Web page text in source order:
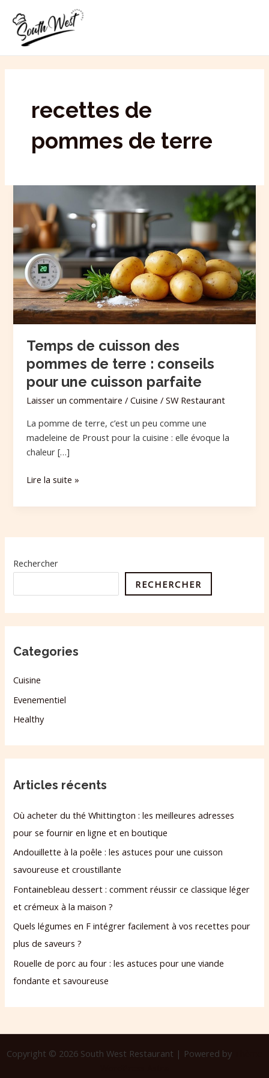
contenu
recettes de
pommes de terre
Temps de cuisson des
pommes de terre : conseils
pour une cuisson parfaite
Laisser un commentaire /Cuisine /SW Restaurant
La pomme de terre, c’est un peu comme une
madeleine de Proust pour la cuisine : elle évoque la
chaleur […]
de
cuisson
des
pommes
de
terre
:
conseils
pour
cuisson
parfaite
Lire la suite »
Rechercher
RECHERCHER
Categories
Cuisine
Evenementiel
Healthy
Articles récents
Où acheter du thé Whittington : les meilleures adresses
pour se fournir en ligne et en boutique
Andouillette à la poêle : les astuces pour une cuisson
savoureuse et croustillante
Fontainebleau dessert : comment réussir ce classique léger
et crémeux à la maison ?
Quels légumes en F intégrer facilement à vos recettes pour
plus de saveurs ?
Rouelle de porc au four : les astuces pour une viande
fondante et savoureuse
Copyright © 2026 South West Restaurant | Powered by